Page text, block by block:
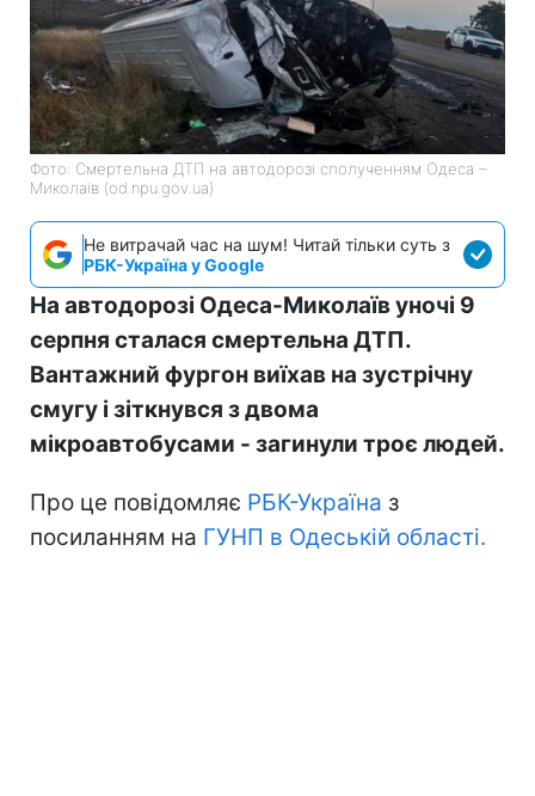
Фото: Смертельна ДТП на автодорозі сполученням Одеса –
Миколаїв (od.npu.gov.ua)
Не витрачай час на шум! Читай тільки суть з
РБК-Україна у Google
На автодорозі Одеса-Миколаїв уночі 9
серпня сталася смертельна ДТП.
Вантажний фургон виїхав на зустрічну
смугу і зіткнувся з двома
мікроавтобусами - загинули троє людей.
Про це повідомляє РБК-Україна з
посиланням на ГУНП в Одеській області.